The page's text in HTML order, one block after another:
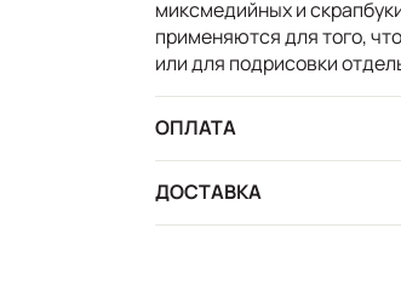
миксмедийных и
применяются для того,
или для подрисовки
ОПЛАТА
ДОСТАВКА